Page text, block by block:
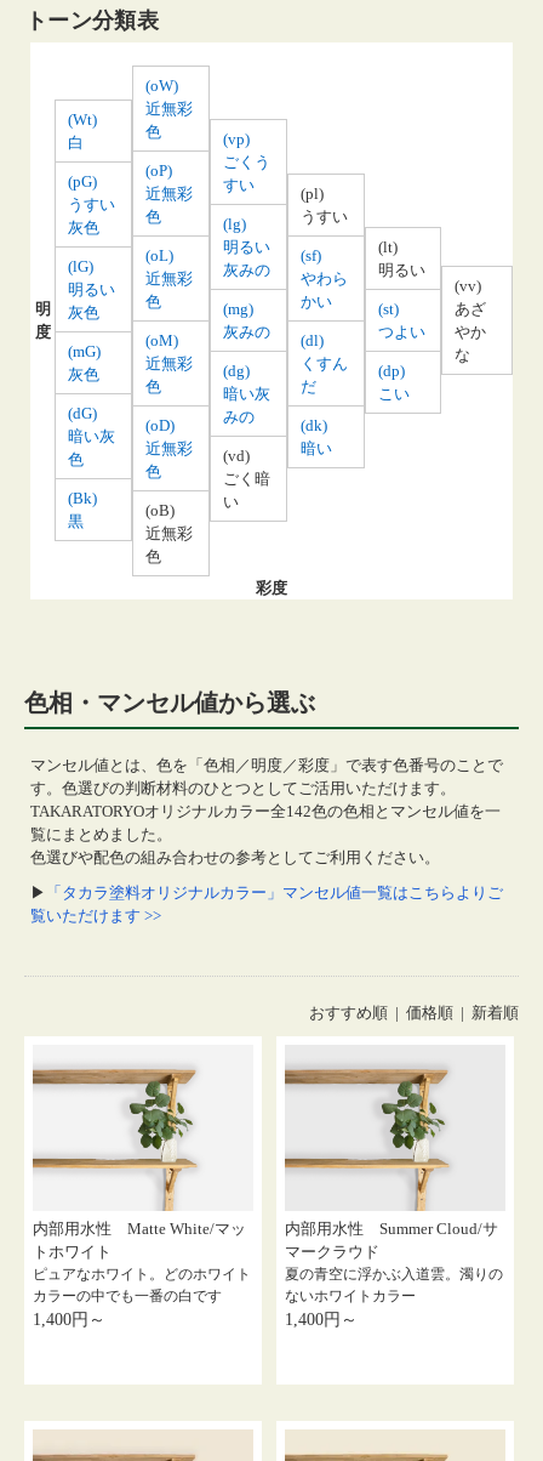
トーン分類表
明
度
(Wt)
白
(pG)
うすい
灰色
(lG)
明るい
灰色
(mG)
灰色
(dG)
暗い灰
色
(Bk)
黒
(oW)
近無彩
色
(oP)
近無彩
色
(oL)
近無彩
色
(oM)
近無彩
色
(oD)
近無彩
色
(oB)
近無彩
色
(vp)
ごくう
すい
(lg)
明るい
灰みの
(mg)
灰みの
(dg)
暗い灰
みの
(vd)
ごく暗
い
(pl)
うすい
(sf)
やわら
かい
(dl)
くすん
だ
(dk)
暗い
(lt)
明るい
(st)
つよい
(dp)
こい
(vv)
あざ
やか
な
彩度
色相・マンセル値から選ぶ
マンセル値とは、色を「色相／明度／彩度」で表す色番号のことで
す。色選びの判断材料のひとつとしてご活用いただけます。
TAKARATORYOオリジナルカラー全142色の色相とマンセル値を一
覧にまとめました。
色選びや配色の組み合わせの参考としてご利用ください。
▶ 「タカラ塗料オリジナルカラー」マンセル値一覧はこちらよりご
覧いただけます >>
おすすめ順 | 価格順 | 新着順
内部用水性 Matte White/マッ
トホワイト
ピュアなホワイト。どのホワイト
カラーの中でも一番の白です
1,400円～
内部用水性 Summer Cloud/サ
マークラウド
夏の青空に浮かぶ入道雲。濁りの
ないホワイトカラー
1,400円～